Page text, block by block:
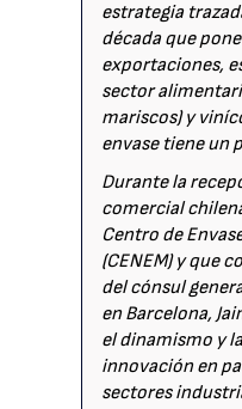
estrategia
década que
exportaciones,
sector
mariscos) y
envase tiene un
Durante la
comercial
Centro de
(CENEM) y que
del cónsul
en Barcelona,
el dinamismo y
innovación en
sectores